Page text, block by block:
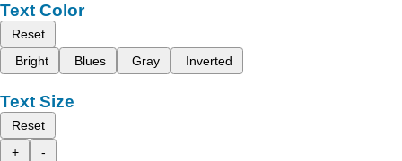
Text Color
Reset
Bright
Blues Gray Inverted
Text Size
Reset
+
-